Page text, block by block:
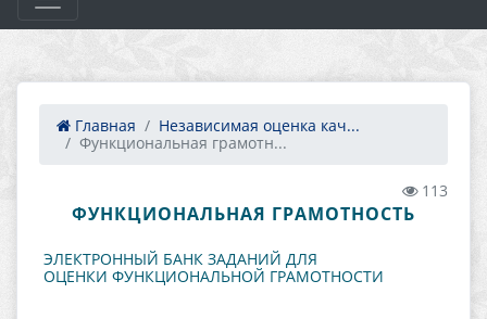
Главная
Независимая оценка кач...
Функциональная грамотн...
113
ФУНКЦИОНАЛЬНАЯ ГРАМОТНОСТЬ
ЭЛЕКТРОННЫЙ БАНК ЗАДАНИЙ ДЛЯ
ОЦЕНКИ ФУНКЦИОНАЛЬНОЙ ГРАМОТНОСТИ